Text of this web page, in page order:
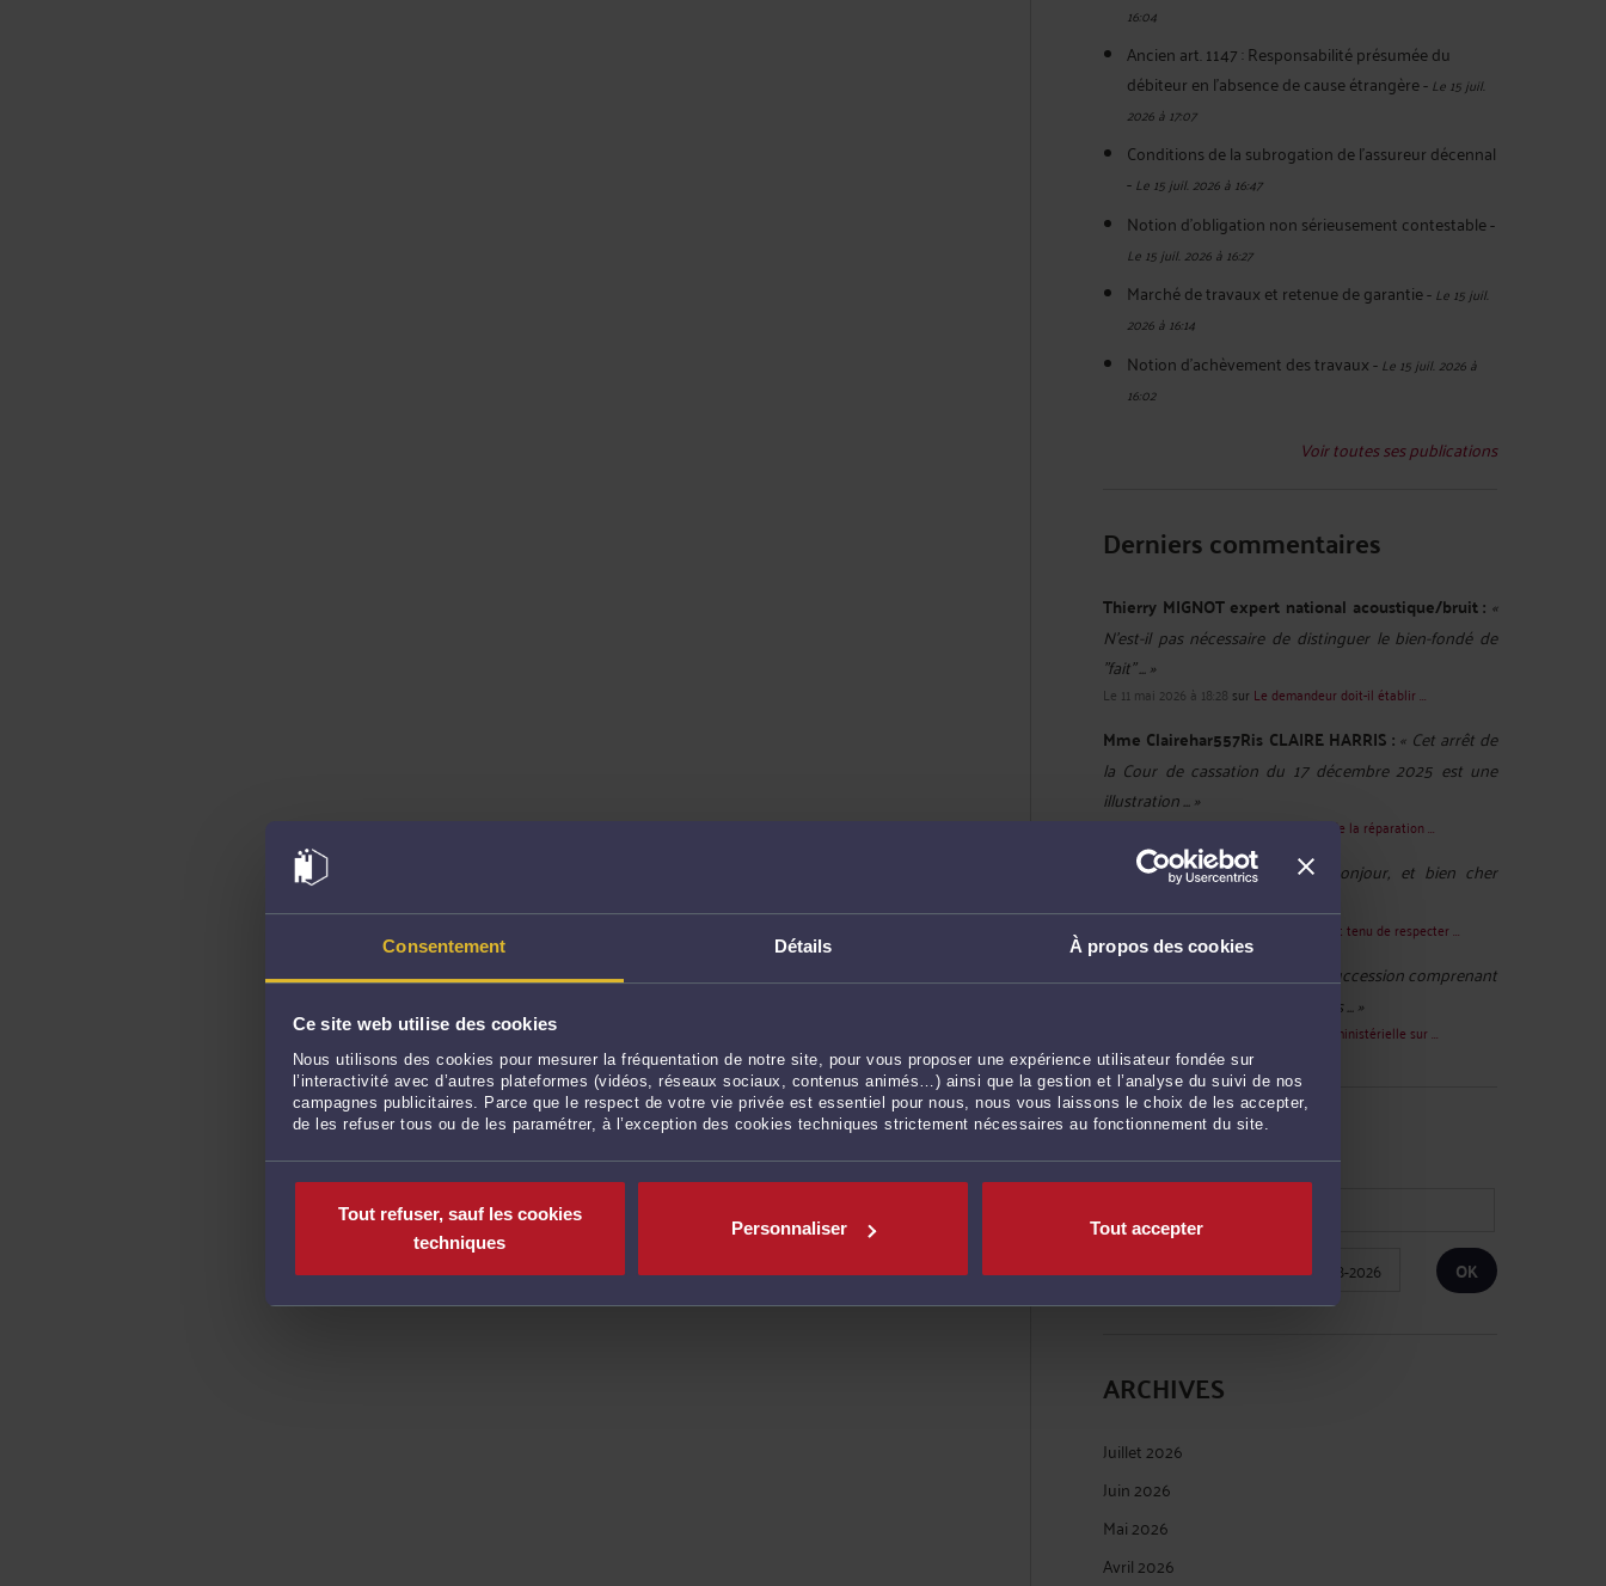
Consentement Détails À propos des cookies
Ce site web utilise des cookies
Nous utilisons des cookies pour mesurer la fréquentation de notre site, pour vous proposer une expérience utilisateur fondée sur
l’interactivité avec d’autres plateformes (vidéos, réseaux sociaux, contenus animés…) ainsi que la gestion et l’analyse du suivi de nos
campagnes publicitaires. Parce que le respect de votre vie privée est essentiel pour nous, nous vous laissons le choix de les accepter,
de les refuser tous ou de les paramétrer, à l’exception des cookies techniques strictement nécessaires au fonctionnement du site.
Tout refuser, sauf les cookies
techniques
Personnaliser Tout accepter
16:04
Ancien art. 1147 : Responsabilité présumée du
débiteur en l'absence de cause étrangère-Le 15 juil.
2026 à 17:07
Conditions de la subrogation de l'assureur décennal
-Le 15 juil. 2026 à 16:47
Notion d'obligation non sérieusement contestable-
Le 15 juil. 2026 à 16:27
Marché de travaux et retenue de garantie-Le 15 juil.
2026 à 16:14
Notion d'achèvement des travaux-Le 15 juil. 2026 à
16:02
Voir toutes ses publications
Derniers commentaires
Thierry MIGNOT expert national acoustique/bruit : «
N'est-il pas nécessaire de distinguer le bien-fondé de
"fait" ... »
Le 11 mai 2026 à 18:28 sur Le demandeur doit-il établir ...
Mme Clairehar557Ris CLAIRE HARRIS : « Cet arrêt de
la Cour de cassation du 17 décembre 2025 est une
illustration ... »
Le principe de la réparation ...
M. Norget CHRISTOPHE : « Bonjour, et bien cher
Le juge, qui est tenu de respecter ...
« Bonjour Dans une succession comprenant
des biens immobiliers et agricoles ... »
Une réponse ministérielle sur ...
RECHERCHE
Publié du au
ARCHIVES
Juillet 2026
Juin 2026
Mai 2026
Avril 2026